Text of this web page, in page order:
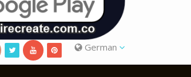
German